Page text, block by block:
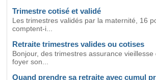
Trimestre cotisé et validé
Les trimestres validés par la maternité, 16
comptent-i...
Retraite trimestres valides ou cotises
Bonjour, des trimestres assurance vieillesse
foyer son...
Quand prendre sa retraite avec cumul